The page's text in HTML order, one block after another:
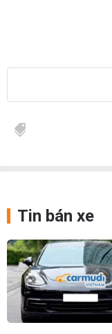
Tin bán xe